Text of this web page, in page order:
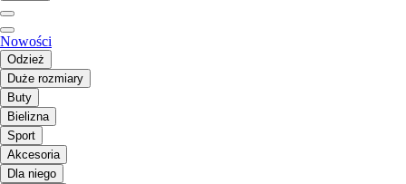
Nowości
Odzież
Duże rozmiary
Buty
Bielizna
Sport
Akcesoria
Dla niego